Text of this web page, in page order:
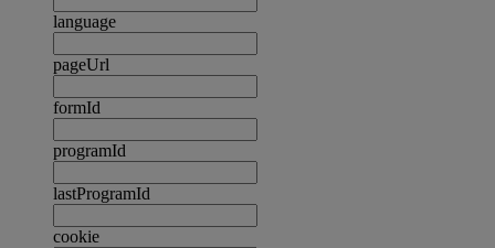
language
pageUrl
formId
programId
lastProgramId
cookie